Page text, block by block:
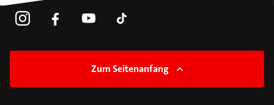
Zum Seitenanfang